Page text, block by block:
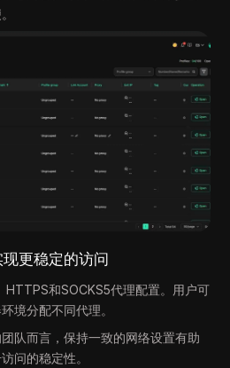
更稳定的访问
和SOCKS5代理配置。用户可
境分配不同代理。
队而言，保持一致的网络设置有助
问的稳定性。